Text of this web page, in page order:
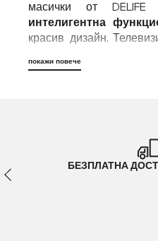
масички от
интелигентна
красив дизайн.
прави гледането
Как да намерите
масичка
покажи повече
БЕЗПЛАТНА